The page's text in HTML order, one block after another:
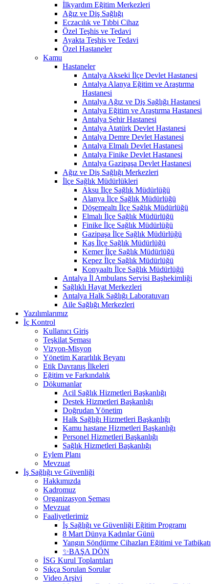
İlkyardım Eğitim Merkezleri
Ağız ve Diş Sağlığı
Eczacılık ve Tıbbi Cihaz
Özel Teşhis ve Tedavi
Ayakta Teşhis ve Tedavi
Özel Hastaneler
Kamu
Hastaneler
Antalya Akseki İlçe Devlet Hastanesi
Antalya Alanya Eğitim ve Araştırma
Hastanesi
Antalya Ağız ve Diş Sağlığı Hastanesi
Antalya Eğitim ve Araştırma Hastanesi
Antalya Şehir Hastanesi
Antalya Atatürk Devlet Hastanesi
Antalya Demre Devlet Hastanesi
Antalya Elmalı Devlet Hastanesi
Antalya Finike Devlet Hastanesi
Antalya Gazipaşa Devlet Hastanesi
Ağız ve Diş Sağlığı Merkezleri
İlçe Sağlık Müdürlükleri
Aksu İlçe Sağlık Müdürlüğü
Alanya İlçe Sağlık Müdürlüğü
Döşemealtı İlçe Sağlık Müdürlüğü
Elmalı İlçe Sağlık Müdürlüğü
Finike İlçe Sağlık Müdürlüğü
Gazipaşa İlçe Sağlık Müdürlüğü
Kaş İlçe Sağlık Müdürlüğü
Kemer İlçe Sağlık Müdürlüğü
Kepez İlçe Sağlık Müdürlüğü
Konyaaltı İlçe Sağlık Müdürlüğü
Antalya İl Ambulans Servisi Başhekimliği
Sağlıklı Hayat Merkezleri
Antalya Halk Sağlığı Laboratuvarı
Aile Sağlığı Merkezleri
Yazılımlarımız
İç Kontrol
Kullanıcı Giriş
Teşkilat Şeması
Vizyon-Misyon
Yönetim Kararlılık Beyanı
Etik Davranış İlkeleri
Eğitim ve Farkındalık
Dökumanlar
Acil Sağlık Hizmetleri Başkanlığı
Destek Hizmetleri Başkanlığı
Doğrudan Yönetim
Halk Sağlığı Hizmetleri Başkanlığı
Kamu hastane Hizmetleri Başkanlığı
Personel Hizmetleri Başkanlığı
Sağlık Hizmetleri Başkanlığı
Eylem Planı
Mevzuat
İş Sağlığı ve Güvenliği
Hakkımızda
Kadromuz
Organizasyon Şeması
Mevzuat
Faaliyetlerimiz
İş Sağlığı ve Güvenliği Eğitim Programı
8 Mart Dünya Kadınlar Günü
Yangın Söndürme Cihazları Eğitimi ve Tatbikatı
✨BAŞA DÖN
İSG Kurul Toplantıları
Sıkça Sorulan Sorular
Video Arşivi